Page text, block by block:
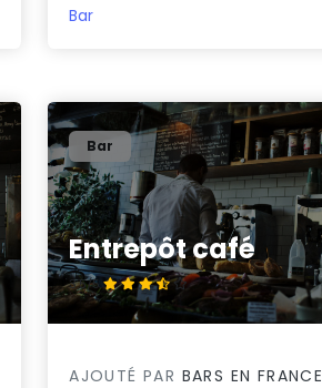
Bar
Entrepôt café
3.5/5
Bar
AJOUTÉ PAR BARS EN FRANCE